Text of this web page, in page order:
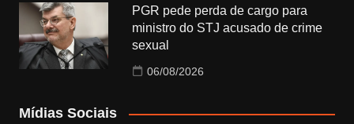
PGR pede perda de cargo para
ministro do STJ acusado de crime
sexual
06/08/2026
Mídias Sociais